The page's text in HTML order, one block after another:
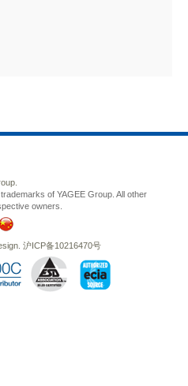
of YAGEE Group. All other
owners.
沪ICP备10216470号